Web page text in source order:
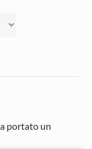
portato un